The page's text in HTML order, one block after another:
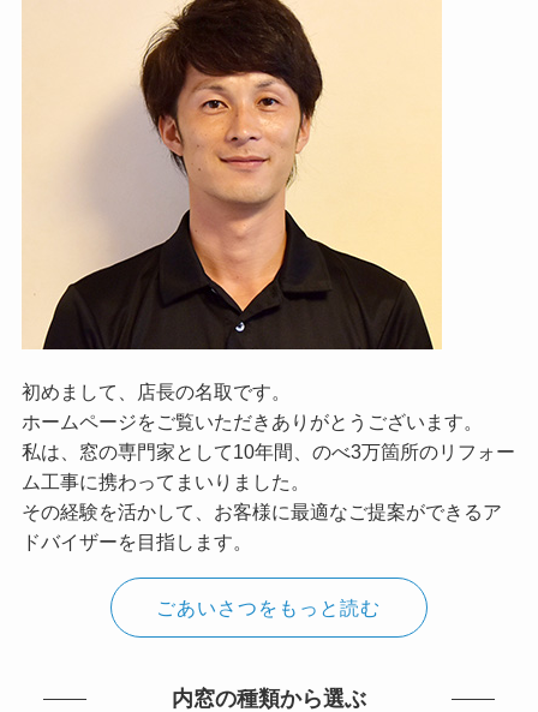
初めまして、店長の名取です。
ホームページをご覧いただきありがとうございます。
私は、窓の専門家として10年間、のべ3万箇所のリフォー
ム工事に携わってまいりました。
その経験を活かして、お客様に最適なご提案ができるア
ドバイザーを目指します。
ごあいさつをもっと読む
内窓の種類から選ぶ